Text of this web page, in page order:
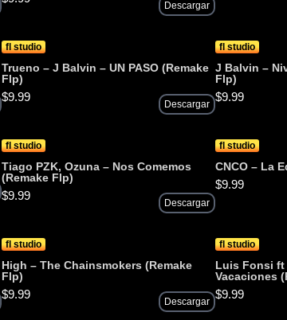
Descargar
fl studio
Trueno – J Balvin – UN PASO (Remake
Flp)
$9.99
Descargar
fl studio
J Balvin –
Flp)
$9.99
fl studio
Tiago PZK, Ozuna – Nos Comemos
(Remake Flp)
$9.99
Descargar
fl studio
CNCO – La
$9.99
fl studio
High – The Chainsmokers (Remake
Flp)
$9.99
Descargar
fl studio
Luis Fonsi ft
Vacaciones
$9.99